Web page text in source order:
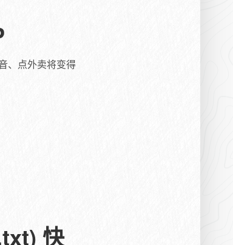
、点外卖将变得
快